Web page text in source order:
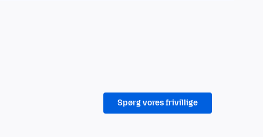
Spørg vores frivillige